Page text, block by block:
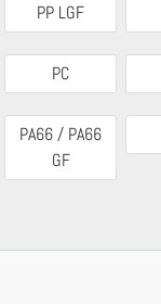
PP LGF
PC
PA66 / PA66
GF